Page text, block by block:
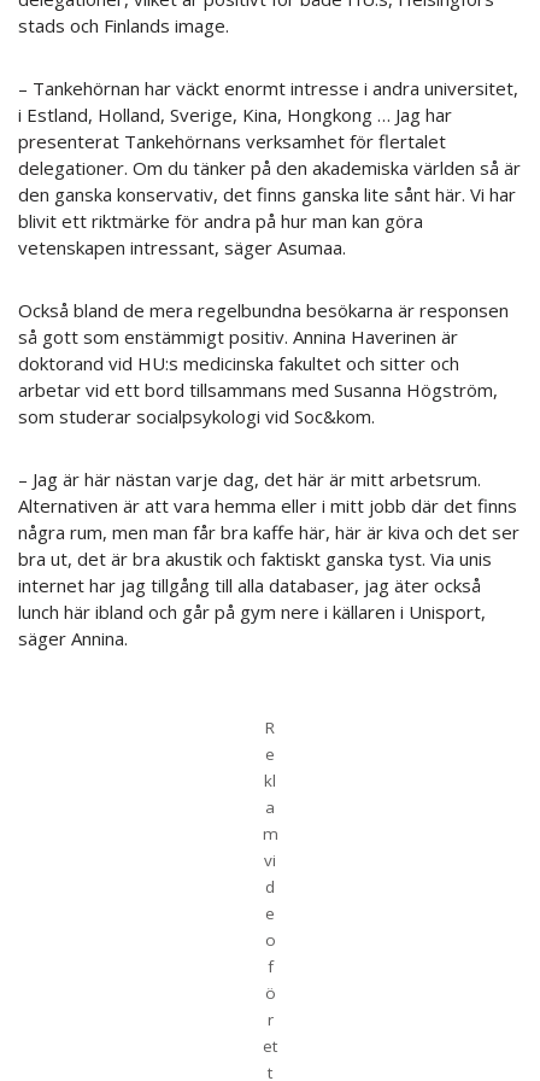
stads och Finlands image.
– Tankehörnan har väckt enormt intresse i andra universitet,
i Estland, Holland, Sverige, Kina, Hongkong … Jag har
presenterat Tankehörnans verksamhet för flertalet
delegationer. Om du tänker på den akademiska världen så är
den ganska konservativ, det finns ganska lite sånt här. Vi har
blivit ett riktmärke för andra på hur man kan göra
vetenskapen intressant, säger Asumaa.
Också bland de mera regelbundna besökarna är responsen
så gott som enstämmigt positiv. Annina Haverinen är
doktorand vid HU:s medicinska fakultet och sitter och
arbetar vid ett bord tillsammans med Susanna Högström,
som studerar socialpsykologi vid Soc&kom.
– Jag är här nästan varje dag, det här är mitt arbetsrum.
Alternativen är att vara hemma eller i mitt jobb där det finns
några rum, men man får bra kaffe här, här är kiva och det ser
bra ut, det är bra akustik och faktiskt ganska tyst. Via unis
internet har jag tillgång till alla databaser, jag äter också
lunch här ibland och går på gym nere i källaren i Unisport,
säger Annina.
R
e
kl
a
m
vi
d
e
o
f
ö
r
et
t